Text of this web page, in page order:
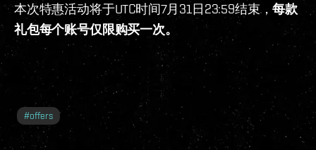
本次特惠活动将于UTC时间7月31日23:59结束，每款
礼包每个账号仅限购买一次。
#offers